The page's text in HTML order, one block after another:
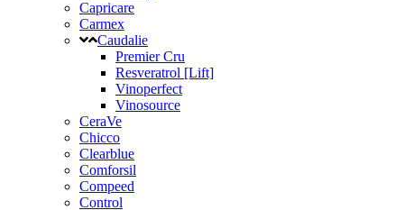
Capricare
Carmex
Caudalie
Premier Cru
Resveratrol [Lift]
Vinoperfect
Vinosource
CeraVe
Chicco
Clearblue
Comforsil
Compeed
Control